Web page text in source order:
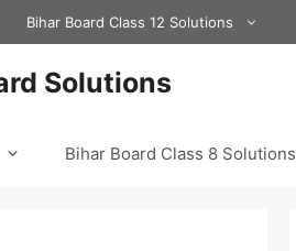
Bihar Board Class 12 Solutions
Solutions
Bihar Board Class 8 Solutions